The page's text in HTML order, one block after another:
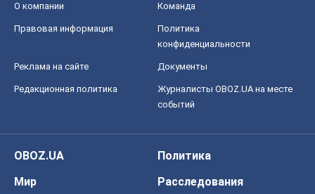
О компании Команда
Правовая информация
Политика
конфиденциальности
Реклама на сайте Документы
Редакционная политика
Журналисты OBOZ.UA на месте
событий
OBOZ.UA
Политика
Мир
Расследования